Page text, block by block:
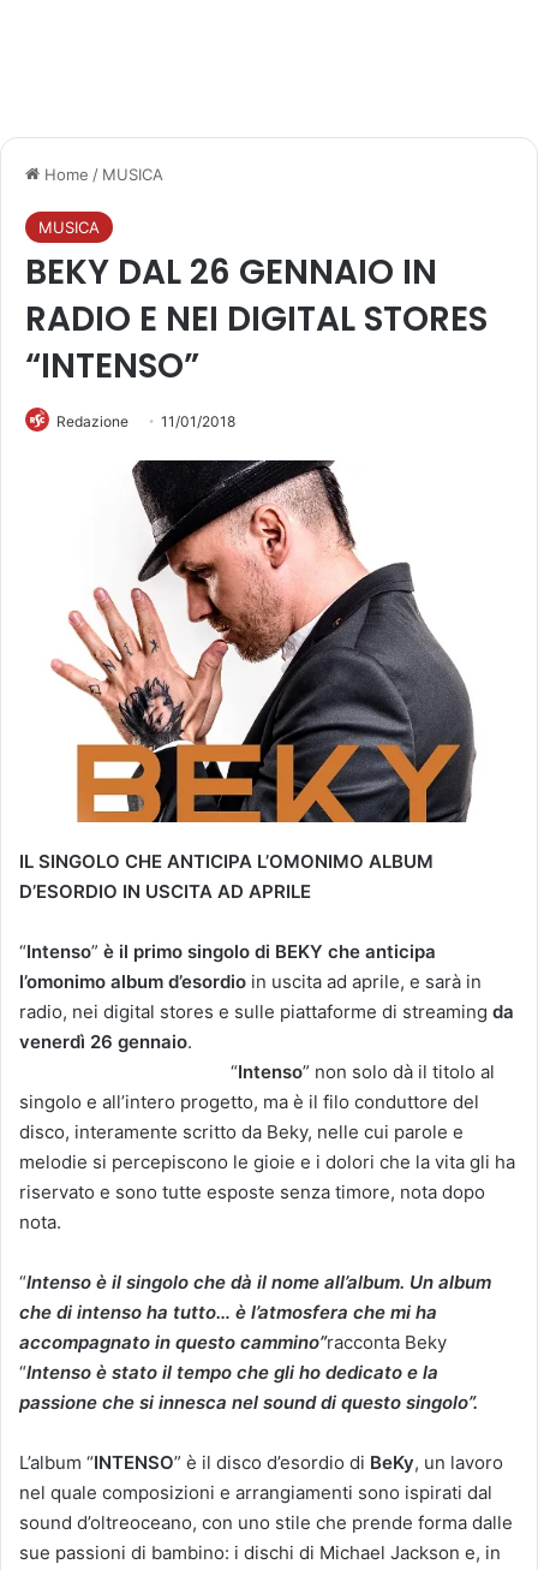
Home / MUSICA
MUSICA
BEKY DAL 26 GENNAIO IN
RADIO E NEI DIGITAL STORES
“INTENSO”
Redazione 11/01/2018
IL SINGOLO CHE ANTICIPA L’OMONIMO ALBUM
D’ESORDIO IN USCITA AD APRILE
“Intenso” è il primo singolo di BEKY che anticipa
l’omonimo album d’esordio in uscita ad aprile, e sarà in
radio, nei digital stores e sulle piattaforme di streaming da
venerdì 26 gennaio.
“Intenso” non solo dà il titolo al
singolo e all’intero progetto, ma è il filo conduttore del
disco, interamente scritto da Beky, nelle cui parole e
melodie si percepiscono le gioie e i dolori che la vita gli ha
riservato e sono tutte esposte senza timore, nota dopo
nota.
“Intenso è il singolo che dà il nome all’album. Un album
che di intenso ha tutto… è l’atmosfera che mi ha
accompagnato in questo cammino”racconta Beky
“Intenso è stato il tempo che gli ho dedicato e la
passione che si innesca nel sound di questo singolo”.
L’album “INTENSO” è il disco d’esordio di BeKy, un lavoro
nel quale composizioni e arrangiamenti sono ispirati dal
sound d’oltreoceano, con uno stile che prende forma dalle
sue passioni di bambino: i dischi di Michael Jackson e, in